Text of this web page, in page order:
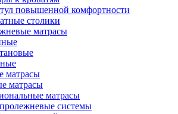
повышенной комфортности
столики
матрасы
матрасы
матрасы
матрасы
системы